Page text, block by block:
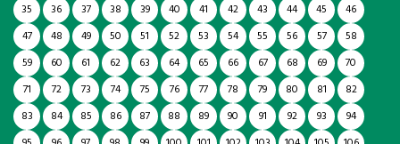
35
36 37 38 39 40 41 42 43 44 45
46
47
48 49 50 51 52 53 54 55 56 57
58
59
60 61 62 63 64 65 66 67 68 69
70
71
72 73 74 75 76 77 78 79 80 81
82
83
84 85 86 87 88 89 90 91 92 93
94